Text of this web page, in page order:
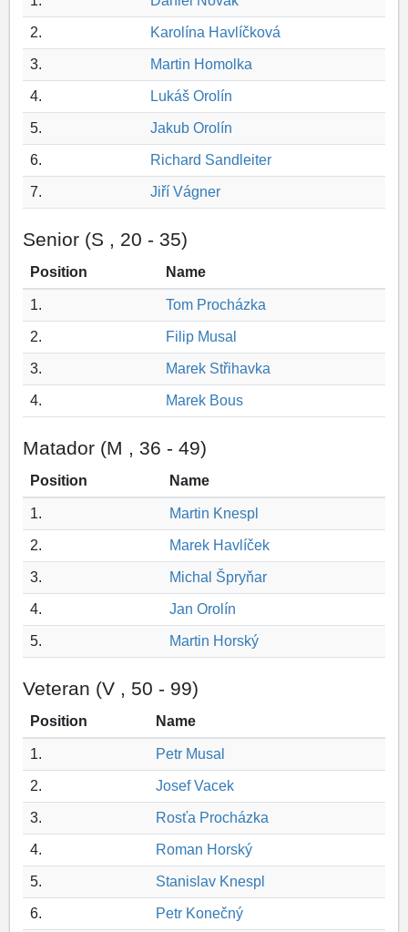
2. Karolína Havlíčková
3. Martin Homolka
4. Lukáš Orolín
5. Jakub Orolín
6. Richard Sandleiter
7. Jiří Vágner
Senior (S , 20 - 35)
Position Name
1. Tom Procházka
2. Filip Musal
3. Marek Střihavka
4. Marek Bous
Matador (M , 36 - 49)
Position Name
1. Martin Knespl
2. Marek Havlíček
3. Michal Špryňar
4. Jan Orolín
5. Martin Horský
Veteran (V , 50 - 99)
Position Name
1. Petr Musal
2. Josef Vacek
3. Rosťa Procházka
4. Roman Horský
5. Stanislav Knespl
6. Petr Konečný